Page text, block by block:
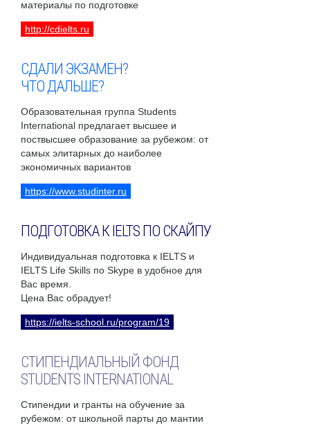
материалы по подготовке
http://cdielts.ru
СДАЛИ ЭКЗАМЕН?
ЧТО ДАЛЬШЕ?
Образовательная группа Students
International предлагает высшее и
поствысшее образование за рубежом: от
самых элитарных до наиболее
экономичных вариантов
https://www.studinter.ru
ПОДГОТОВКА К IELTS ПО СКАЙПУ
Индивидуальная подготовка к IELTS и
IELTS Life Skills по Skype в удобное для
Вас время.
Цена Вас обрадует!
https://ielts-school.ru/program/19
СТИПЕНДИАЛЬНЫЙ ФОНД
STUDENTS INTERNATIONAL
Стипендии и гранты на обучение за
рубежом: от школьной парты до мантии